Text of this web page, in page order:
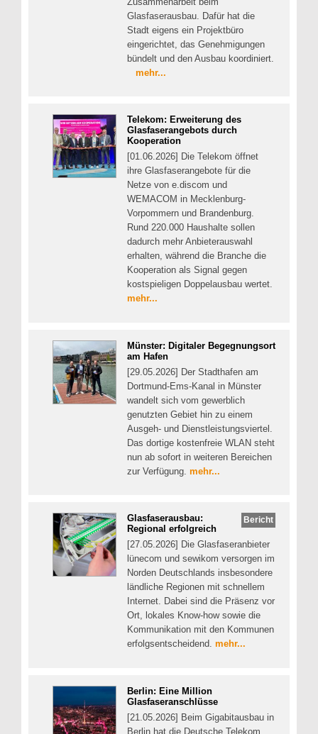
Glasfaserausbau. Dafür hat die
Stadt eigens ein Projektbüro
eingerichtet, das Genehmigungen
bündelt und den Ausbau koordiniert.
mehr...
Telekom: Erweiterung des
Glasfaserangebots durch
Kooperation
[01.06.2026] Die Telekom öffnet
ihre Glasfaserangebote für die
Netze von e.discom und
WEMACOM in Mecklenburg-
Vorpommern und Brandenburg.
Rund 220.000 Haushalte sollen
dadurch mehr Anbieterauswahl
erhalten, während die Branche die
Kooperation als Signal gegen
kostspieligen Doppelausbau wertet.
mehr...
Münster: Digitaler Begegnungsort
am Hafen
[29.05.2026] Der Stadthafen am
Dortmund-Ems-Kanal in Münster
wandelt sich vom gewerblich
genutzten Gebiet hin zu einem
Ausgeh- und Dienstleistungsviertel.
Das dortige kostenfreie WLAN steht
nun ab sofort in weiteren Bereichen
zur Verfügung. mehr...
Bericht
Glasfaserausbau:
Regional erfolgreich
[27.05.2026] Die Glasfaseranbieter
lünecom und sewikom versorgen im
Norden Deutschlands insbesondere
ländliche Regionen mit schnellem
Internet. Dabei sind die Präsenz vor
Ort, lokales Know-how sowie die
Kommunikation mit den Kommunen
erfolgsentscheidend. mehr...
Berlin: Eine Million
Glasfaseranschlüsse
[21.05.2026] Beim Gigabitausbau in
Berlin hat die Deutsche Telekom